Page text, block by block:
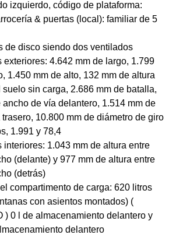
izquierdo, código de plataforma:
& puertas (local): familiar de 5
de disco siendo dos ventilados
exteriores: 4.642 mm de largo, 1.799
1.450 mm de alto, 132 mm de altura
suelo sin carga, 2.686 mm de batalla,
ancho de vía delantero, 1.514 mm de
10.800 mm de diámetro de giro
1.991 y 78,4
interiores: 1.043 mm de altura entre
(delante) y 977 mm de altura entre
(detrás)
compartimento de carga: 620 litros
con asientos montados) (
) 0 l de almacenamiento delantero y
delantero